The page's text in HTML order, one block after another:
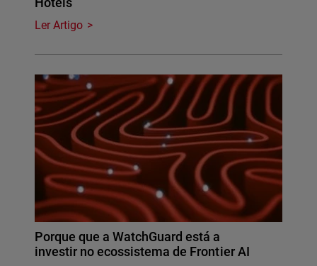
Ler Artigo
Porque que a WatchGuard está a
investir no ecossistema de Frontier AI